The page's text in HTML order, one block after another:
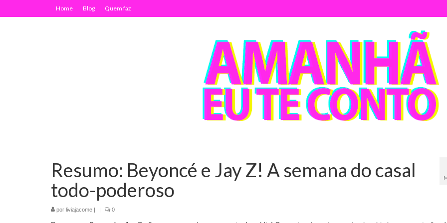
Home Blog Quem faz
Resumo: Beyoncé e Jay Z! A semana do casal
todo-poderoso
por liviajacome | | 0